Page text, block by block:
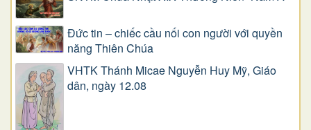
Đức tin – chiếc cầu nối con người với quyền
năng Thiên Chúa
VHTK Thánh Micae Nguyễn Huy Mỹ, Giáo
dân, ngày 12.08